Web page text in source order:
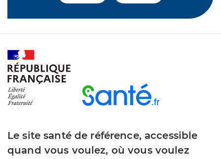
Le site santé de référence, accessible
quand vous voulez, où vous voulez